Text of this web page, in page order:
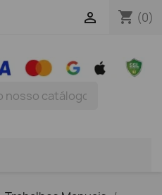
shopping_cart (0)
